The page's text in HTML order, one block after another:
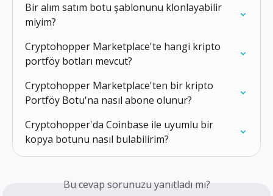
Bir alım satım botu şablonunu klonlayabilir
miyim?
Cryptohopper Marketplace'te hangi kripto
portföy botları mevcut?
Cryptohopper Marketplace'ten bir kripto
Portföy Botu'na nasıl abone olunur?
Cryptohopper'da Coinbase ile uyumlu bir
kopya botunu nasıl bulabilirim?
Bu cevap sorunuzu yanıtladı mı?